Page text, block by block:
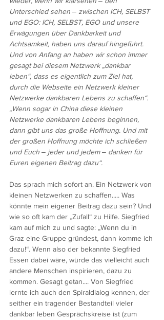
Unterschied sehen ‒ zwischen ICH, SELBST
und EGO: ICH, SELBST, EGO und unsere
Erwägungen über Dankbarkeit und
Achtsamkeit, haben uns darauf hingeführt.
Und von Anfang an haben wir schon immer
gesagt bei diesem Netzwerk „dankbar
leben“, dass es eigentlich zum Ziel hat,
durch die Webseite ein Netzwerk kleiner
Netzwerke dankbaren Lebens zu schaffen“.
„Wenn sogar in China diese kleinen
Netzwerke dankbaren Lebens beginnen,
dann gibt uns das große Hoffnung. Und mit
der großen Hoffnung möchte ich schließen
und Euch ‒ jeder und jedem ‒ danken für
Euren eigenen Beitrag dazu“.
Das sprach mich sofort an. Ein Netzwerk von
kleinen Netzwerken zu schaffen..... Was
könnte mein eigener Beitrag dazu sein? Und
wie so oft kam der „Zufall“ zu Hilfe. Siegfried
kam auf mich zu und sagte: „Wenn du in
Graz eine Gruppe gründest, dann komme ich
dazu!“. Wenn also der bekannte Siegfried
Essen dabei wäre, würde das vielleicht auch
andere Menschen inspirieren, dazu zu
kommen. Gesagt getan.... Von Siegfried
lernte ich auch den Spiraldialog kennen, der
seither ein tragender Bestandteil vieler
dankbar leben Gesprächskreise ist (zum